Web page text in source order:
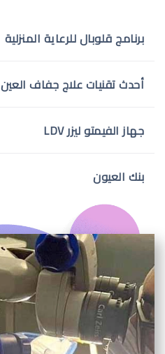
برنامج قلوبال للرعاية المنزلية
أحدث تقنيات علاج جفاف العين
جهاز الفيمتو ليزر LDV
بنك العيون